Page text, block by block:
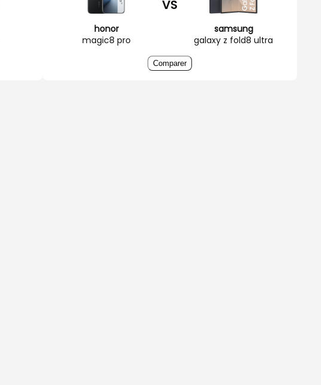
honor
magic8 pro
VS
samsung
galaxy z fold8 ultra
Comparer